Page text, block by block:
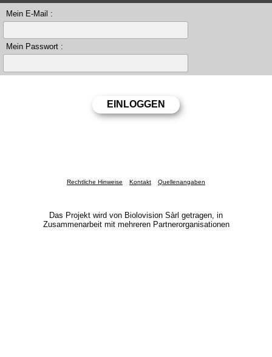
Mein E-Mail :
Mein Passwort :
Rechtliche Hinweise Kontakt Quellenangaben
Das Projekt wird von Biolovision Sàrl getragen, in
Zusammenarbeit mit mehreren Partnerorganisationen